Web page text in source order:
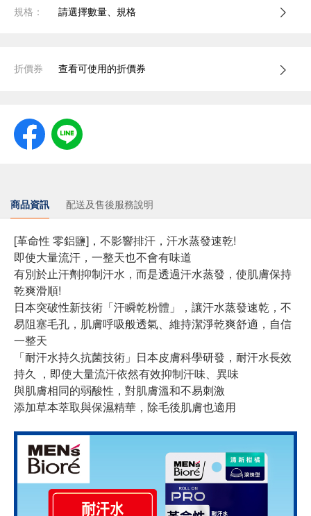
規格： 請選擇數量、規格
折價券 查看可使用的折價券
商品資訊 配送及售後服務說明
[革命性 零鋁鹽]，不影響排汗，汗水蒸發速乾!
即使大量流汗，一整天也不會有味道
有別於止汗劑抑制汗水，而是透過汗水蒸發，使肌膚保持
乾爽滑順!
日本突破性新技術「汗瞬乾粉體」，讓汗水蒸發速乾，不
易阻塞毛孔，肌膚呼吸般透氣、維持潔淨乾爽舒適，自信
一整天
「耐汗水持久抗菌技術」日本皮膚科學研發，耐汗水長效
持久 ，即使大量流汗依然有效抑制汗味、異味
與肌膚相同的弱酸性，對肌膚溫和不易刺激
添加草本萃取與保濕精華，除毛後肌膚也適用